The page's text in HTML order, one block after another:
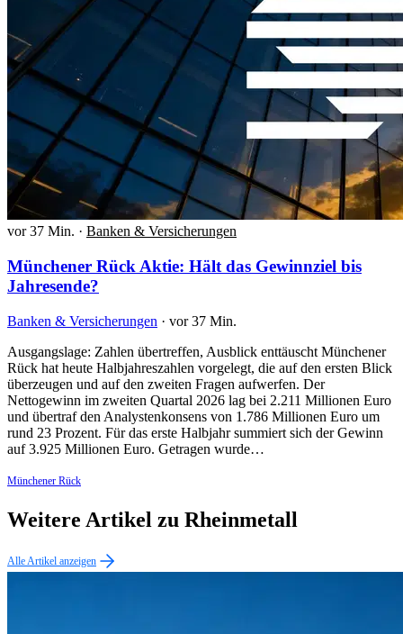
vor 37 Min. · Banken & Versicherungen
Münchener Rück Aktie: Hält das Gewinnziel bis
Jahresende?
Banken & Versicherungen · vor 37 Min.
Ausgangslage: Zahlen übertreffen, Ausblick enttäuscht Münchener
Rück hat heute Halbjahreszahlen vorgelegt, die auf den ersten Blick
überzeugen und auf den zweiten Fragen aufwerfen. Der
Nettogewinn im zweiten Quartal 2026 lag bei 2.211 Millionen Euro
und übertraf den Analystenkonsens von 1.786 Millionen Euro um
rund 23 Prozent. Für das erste Halbjahr summiert sich der Gewinn
auf 3.925 Millionen Euro. Getragen wurde…
Münchener Rück
Weitere Artikel zu Rheinmetall
Alle Artikel anzeigen